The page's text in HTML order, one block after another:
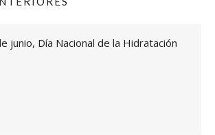
junio, Día Nacional de la Hidratación